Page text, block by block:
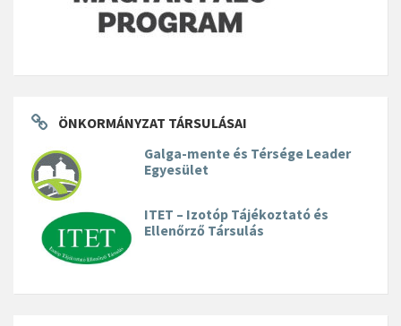
ÖNKORMÁNYZAT TÁRSULÁSAI
Galga-mente és Térsége Leader
Egyesület
ITET – Izotóp Tájékoztató és
Ellenőrző Társulás